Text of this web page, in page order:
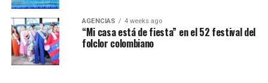
comuna 12 de la ciudad y obtuvo el titulo por su
carisma, dominio escenico e interpretación del baile
tradicional.
La Virreina Nacional del Folclor 2026, es Mariangel
AGENCIAS 4 weeks ago
“Mi casa está de fiesta” en el 52 festival del
folclor colombiano